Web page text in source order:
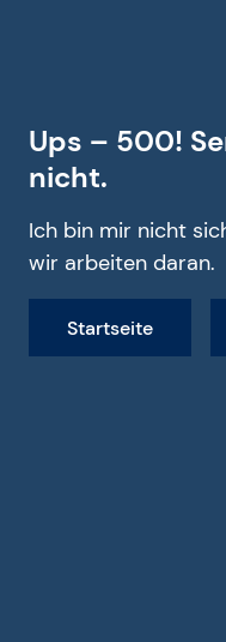
Ups – 500!
nicht.
Ich bin mir nicht
wir arbeiten daran.
Startseite